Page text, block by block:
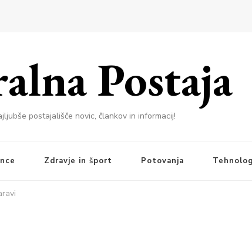
Postaja
postajališče novic, člankov in informacij!
Zdravje in šport Potovanja